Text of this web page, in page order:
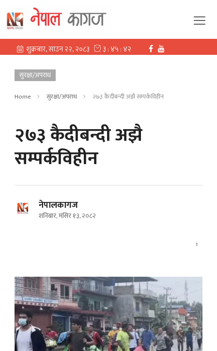
सुरक्षा/अपराध
Home सुरक्षा/अपराध २७३ कैदीबन्दी अझै सम्पर्कविहीन
२७३ कैदीबन्दी अझै
सम्पर्कविहीन
नेपालकागज
शनिबार, मंसिर १३, २०८२
1